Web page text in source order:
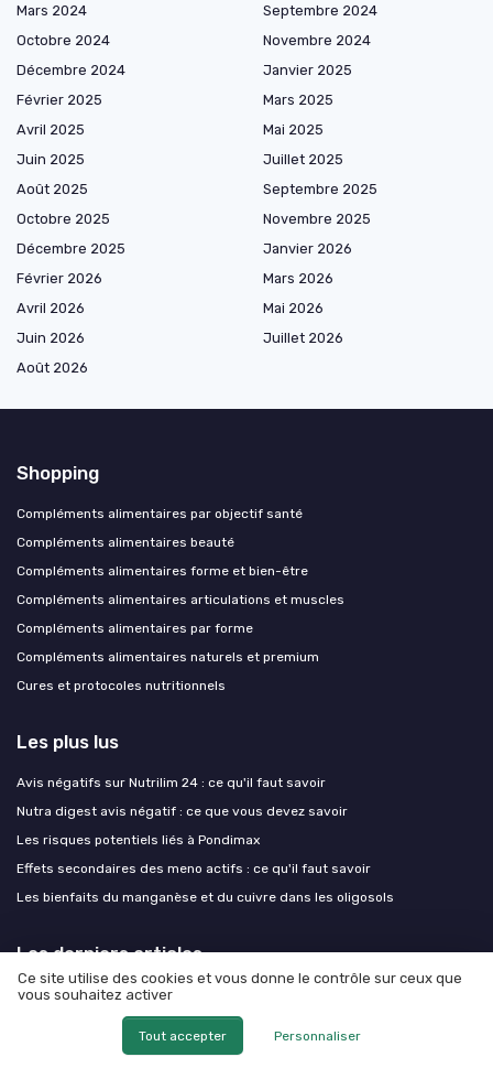
Mars 2024
Septembre 2024
Octobre 2024
Novembre 2024
Décembre 2024
Janvier 2025
Février 2025
Mars 2025
Avril 2025
Mai 2025
Juin 2025
Juillet 2025
Août 2025
Septembre 2025
Octobre 2025
Novembre 2025
Décembre 2025
Janvier 2026
Février 2026
Mars 2026
Avril 2026
Mai 2026
Juin 2026
Juillet 2026
Août 2026
Shopping
Compléments alimentaires par objectif santé
Compléments alimentaires beauté
Compléments alimentaires forme et bien-être
Compléments alimentaires articulations et muscles
Compléments alimentaires par forme
Compléments alimentaires naturels et premium
Cures et protocoles nutritionnels
Les plus lus
Avis négatifs sur Nutrilim 24 : ce qu'il faut savoir
Nutra digest avis négatif : ce que vous devez savoir
Les risques potentiels liés à Pondimax
Effets secondaires des meno actifs : ce qu'il faut savoir
Les bienfaits du manganèse et du cuivre dans les oligosols
Les derniers articles
BCAA : indispensables ou inutiles quand on mange assez de protéines
Nutralgic muscles : comment ce complément alimentaire peut soutenir
vos muscles et vos articulations
Ce site utilise des cookies et vous donne le contrôle sur ceux que
vous souhaitez activer
Tout accepter Personnaliser